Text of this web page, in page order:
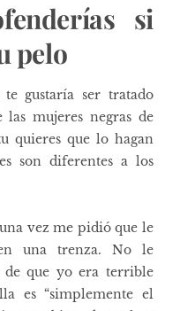
si
pelo
gustaría ser tratado
las mujeres negras de
quieres que lo hagan
son diferentes a los
vez me pidió que le
una trenza. No le
que yo era terrible
es “simplemente el